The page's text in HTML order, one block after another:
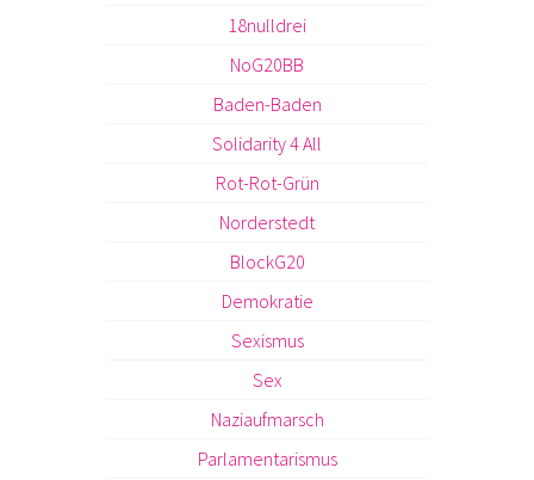
18nulldrei
NoG20BB
Baden-Baden
Solidarity 4 All
Rot-Rot-Grün
Norderstedt
BlockG20
Demokratie
Sexismus
Sex
Naziaufmarsch
Parlamentarismus